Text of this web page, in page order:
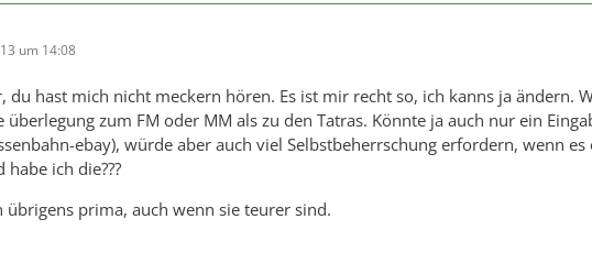
um 14:08
du hast mich nicht meckern hören. Es ist mir recht so, ich kanns ja ändern.
überlegung zum FM oder MM als zu den Tatras. Könnte ja auch nur ein
ebay), würde aber auch viel Selbstbeherrschung erfordern, wenn es
habe ich die???
übrigens prima, auch wenn sie teurer sind.